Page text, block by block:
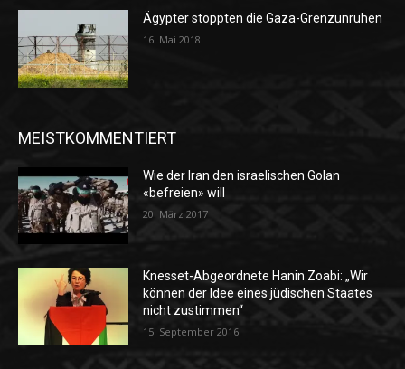
Ägypter stoppten die Gaza-Grenzunruhen
16. Mai 2018
MEISTKOMMENTIERT
Wie der Iran den israelischen Golan
«befreien» will
20. März 2017
Knesset-Abgeordnete Hanin Zoabi: „Wir
können der Idee eines jüdischen Staates
nicht zustimmen“
15. September 2016